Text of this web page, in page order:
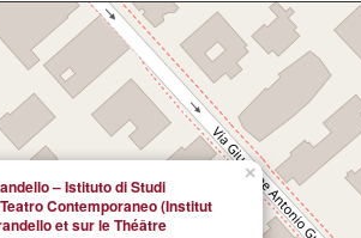
×
– Istituto di Studi
Contemporaneo (Institut
et sur le Théâtre